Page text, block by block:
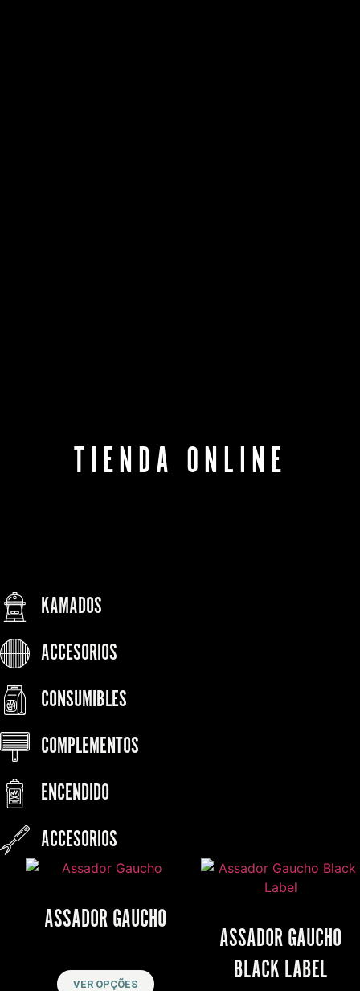
TIENDA ONLINE
KAMADOS
ACCESORIOS
CONSUMIBLES
COMPLEMENTOS
ENCENDIDO
ACCESORIOS
ASSADOR GAUCHO
VER OPÇÕES
ASSADOR GAUCHO
BLACK LABEL